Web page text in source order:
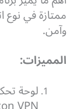
ممتازة في نوع
وآمن.
المميزات:
لوحة